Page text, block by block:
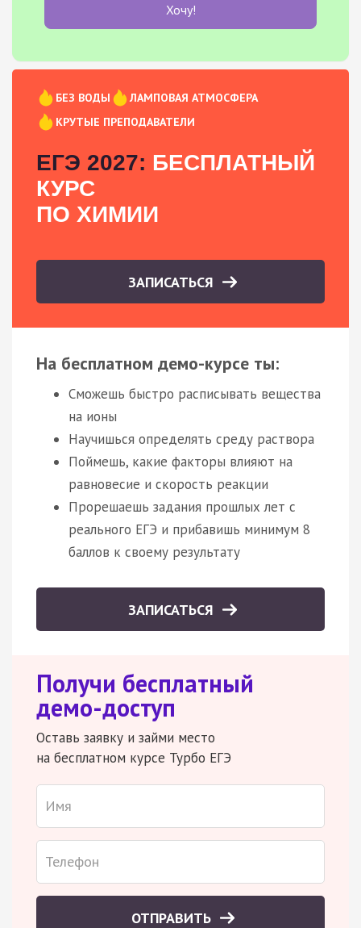
Хочу!
БЕЗ ВОДЫ
ЛАМПОВАЯ АТМОСФЕРА
КРУТЫЕ ПРЕПОДАВАТЕЛИ
ЕГЭ 2027: БЕСПЛАТНЫЙ
КУРС
ПО ХИМИИ
ЗАПИСАТЬСЯ
На бесплатном демо-курсе ты:
Сможешь быстро расписывать вещества
на ионы
Научишься определять среду раствора
Поймешь, какие факторы влияют на
равновесие и скорость реакции
Прорешаешь задания прошлых лет с
реального ЕГЭ и прибавишь минимум 8
баллов к своему результату
ЗАПИСАТЬСЯ
Получи бесплатный
демо-доступ
Оставь заявку и займи место
на бесплатном курсе Турбо ЕГЭ
ОТПРАВИТЬ